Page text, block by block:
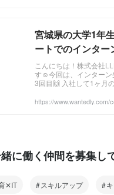
『Webメディアの運営』
メディアを自社運営。 ...
宮城県の大学1年
ートでのインター
理由《インターン
ューVol.3》 | LLL
ターン生
こんにちは！株式会社
す☺️今回は、インターン
3回目🙌 入社して1ヶ月
選んだ理由や、新規事業
https://www.wantedly.com/
に働く仲間を募集し
✕IT スキルアップ